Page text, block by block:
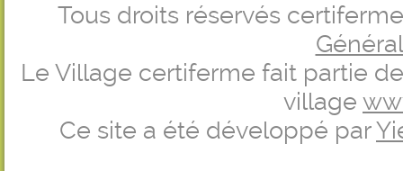
Tous droits réservés
Le Village certiferme fait partie
village
Ce site a été développé par